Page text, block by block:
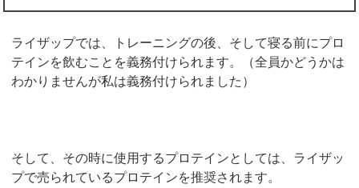
ライザップでは、トレーニングの後、そして寝る前にプロ
テインを飲むことを義務付けられます。（全員かどうかは
わかりませんが私は義務付けられました）
そして、その時に使用するプロテインとしては、ライザッ
プで売られているプロテインを推奨されます。